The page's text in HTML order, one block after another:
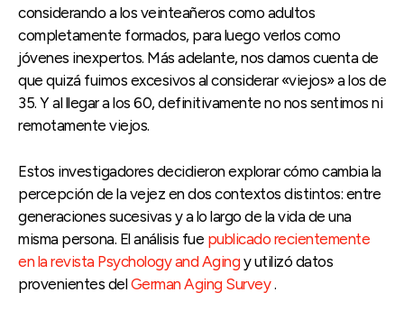
considerando a los veinteañeros como adultos
completamente formados, para luego verlos como
jóvenes inexpertos. Más adelante, nos damos cuenta de
que quizá fuimos excesivos al considerar «viejos» a los de
35. Y al llegar a los 60, definitivamente no nos sentimos ni
remotamente viejos.
Estos investigadores decidieron explorar cómo cambia la
percepción de la vejez en dos contextos distintos: entre
generaciones sucesivas y a lo largo de la vida de una
misma persona. El análisis fue publicado recientemente
en la revista Psychology and Aging y utilizó datos
provenientes delGerman Aging Survey.